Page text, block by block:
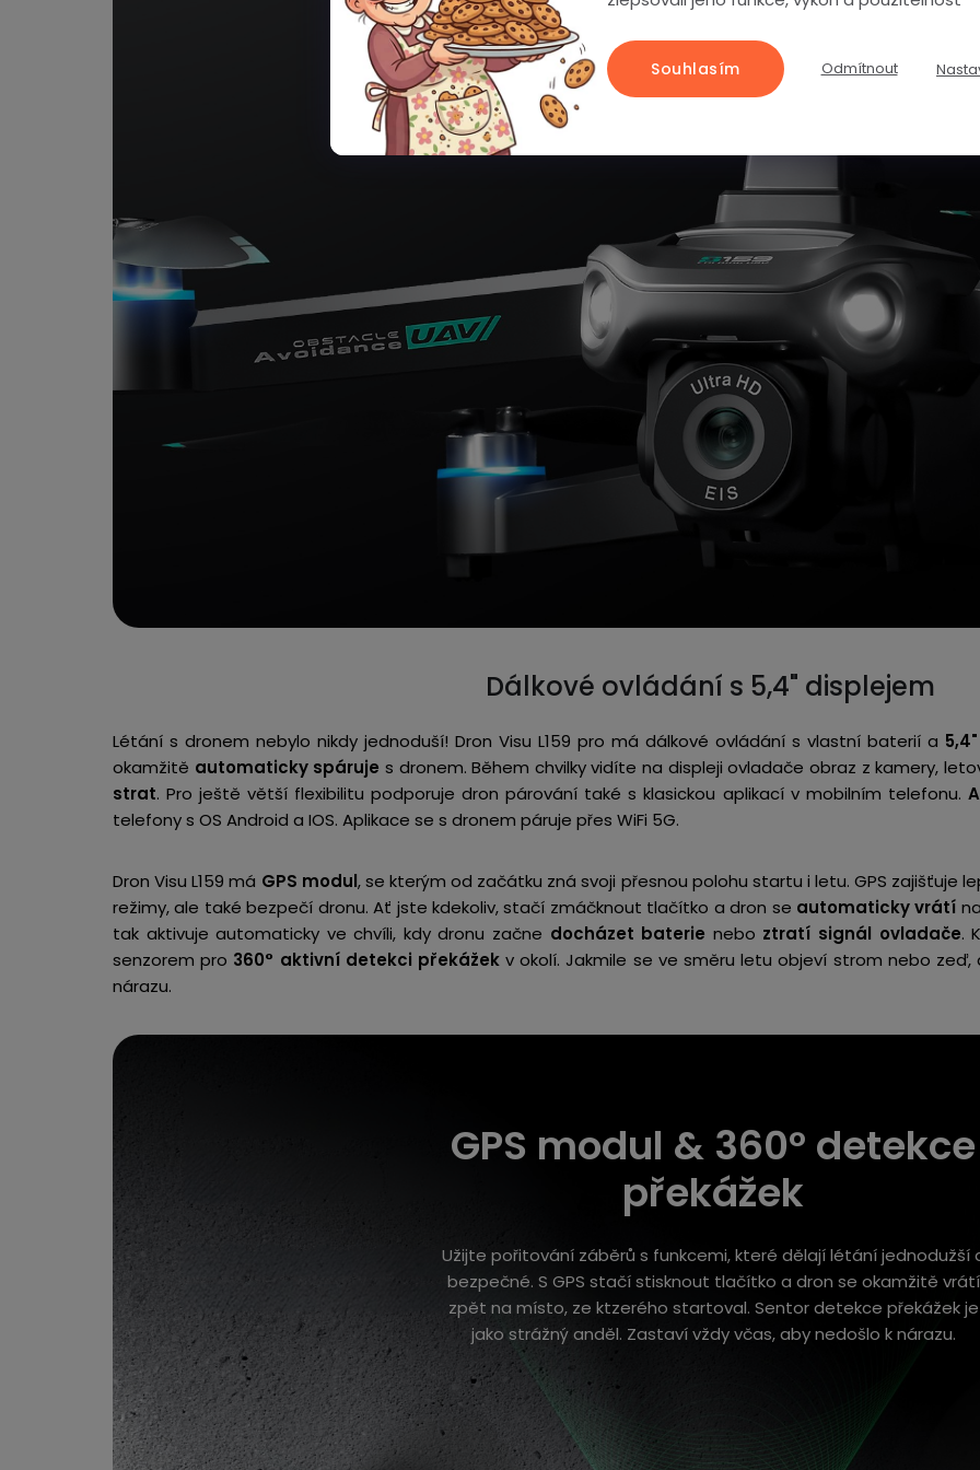
Odmítnout
Souhlasím
Dálkové ovládání s 5,4" displejem
Létání s dronem nebylo nikdy jednoduší! Dron Visu L159 pro má dálkové ovládání s vlastní baterií a
okamžitě automaticky spáruje s dronem. Během chvilky vidíte na displeji ovladače obraz z kamery,
strat. Pro ještě větší flexibilitu podporuje dron párování také s klasickou aplikací v mobilním telefonu.
telefony s OS Android a IOS. Aplikace se s dronem páruje přes WiFi 5G.
Dron Visu L159 má GPS modul, se kterým od začátku zná svoji přesnou polohu startu i letu. GPS
režimy, ale také bezpečí dronu. Ať jste kdekoliv, stačí zmáčknout tlačítko a dron se automaticky vrátí
tak aktivuje automaticky ve chvíli, kdy dronu začne docházet baterie nebo ztratí signál ovladače.
senzorem pro 360° aktivní detekci překážekv okolí. Jakmile se ve směru letu objeví strom nebo
nárazu.
GPS modul & 360° detekce
překážek
Užijte pořitování záběrů s funkcemi, které dělají létání jednodužší
bezpečné. S GPS stačí stisknout tlačítko a dron se okamžitě vrátí
zpět na místo, ze ktzerého startoval. Sentor detekce překážek je
jako strážný anděl. Zastaví vždy včas, aby nedošlo k nárazu.